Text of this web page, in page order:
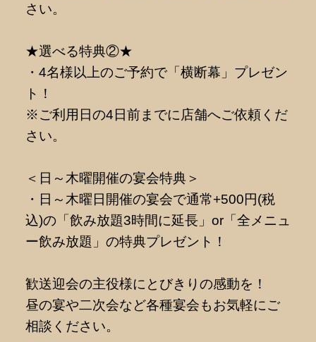
さい。
★選べる特典②★
・4名様以上のご予約で「横断幕」プレゼン
ト！
※ご利用日の4日前までに店舗へご依頼くだ
さい。
＜日～木曜開催の宴会特典＞
・日～木曜日開催の宴会で通常+500円(税
込)の「飲み放題3時間に延長」or「全メニュ
ー飲み放題」の特典プレゼント！
歓送迎会の主役様にとびきりの感動を！
昼の宴や二次会など各種宴会もお気軽にご
相談ください。